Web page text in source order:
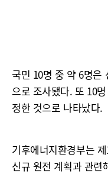
국민 10명 중 약 6명은
으로 조사됐다. 또 10
정한 것으로 나타났다.
기후에너지환경부는
신규 원전 계획과 관련